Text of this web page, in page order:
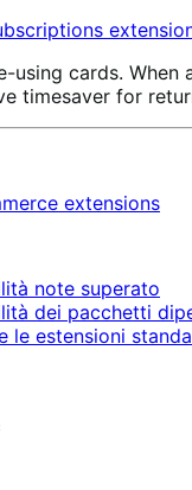
using cards.
timesaver for
extensions
note superato
dei pacchetti
le estensioni